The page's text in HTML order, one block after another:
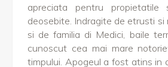
apreciata pentru propietatile
deosebite. Indragite de etrusti si
si de familia di Medici, baile
cunoscut cea mai mare
timpului. Apogeul a fost atins in